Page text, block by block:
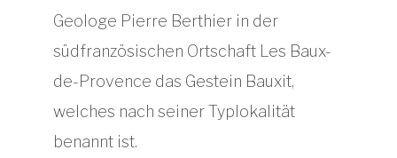
Geologe Pierre Berthier in der
südfranzösischen Ortschaft Les Baux-
de-Provence das Gestein Bauxit,
welches nach seiner Typlokalität
benannt ist.